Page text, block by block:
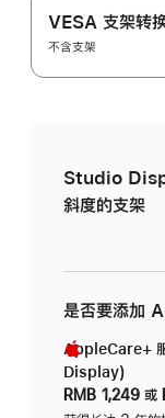
VESA 支架转
不含支架
Studio
斜度的支架
是否要添加
AppleCare+
Display)
RMB 1,249 或